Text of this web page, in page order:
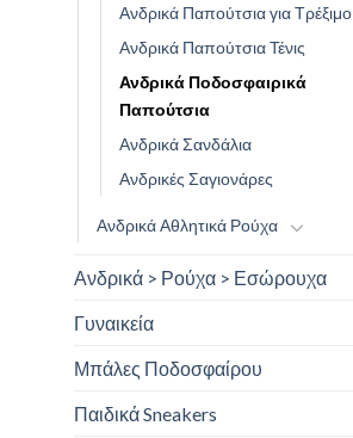
Ανδρικά Παπούτσια για Τρέξιμο
Ανδρικά Παπούτσια Τένις
Ανδρικά Ποδοσφαιρικά
Παπούτσια
Ανδρικά Σανδάλια
Ανδρικές Σαγιονάρες
Ανδρικά Αθλητικά Ρούχα
Ανδρικά > Ρούχα > Εσώρουχα
Γυναικεία
Μπάλες Ποδοσφαίρου
Παιδικά Sneakers